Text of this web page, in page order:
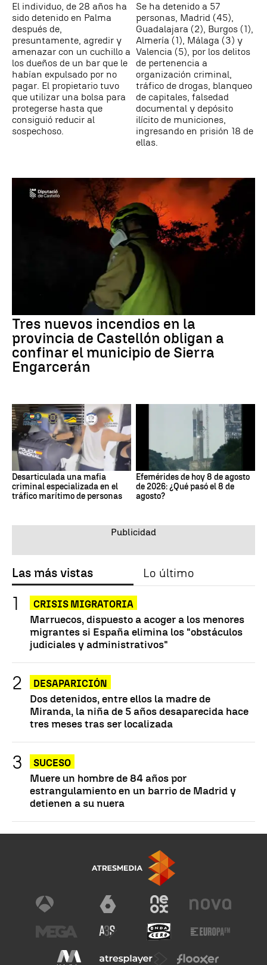
El individuo, de 28 años ha
sido detenido en Palma
después de,
presuntamente, agredir y
amenazar con un cuchillo a
los dueños de un bar que le
habían expulsado por no
pagar. El propietario tuvo
que utilizar una bolsa para
protegerse hasta que
consiguió reducir al
sospechoso.
Se ha detenido a 57
personas, Madrid (45),
Guadalajara (2), Burgos (1),
Almería (1), Málaga (3) y
Valencia (5), por los delitos
de pertenencia a
organización criminal,
tráfico de drogas, blanqueo
de capitales, falsedad
documental y depósito
ilícito de municiones,
ingresando en prisión 18 de
ellas.
Tres nuevos incendios en la
provincia de Castellón obligan a
confinar el municipio de Sierra
Engarcerán
Desarticulada una mafia
criminal especializada en el
tráfico marítimo de personas
Efemérides de hoy 8 de agosto
de 2026: ¿Qué pasó el 8 de
agosto?
Las más vistas Lo último
CRISIS MIGRATORIA
Marruecos, dispuesto a acoger a los menores
migrantes si España elimina los "obstáculos
judiciales y administrativos"
DESAPARICIÓN
Dos detenidos, entre ellos la madre de
Miranda, la niña de 5 años desaparecida hace
tres meses tras ser localizada
SUCESO
Muere un hombre de 84 años por
estrangulamiento en un barrio de Madrid y
detienen a su nuera